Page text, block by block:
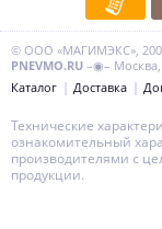
© ООО «МАГИМЭКС»,
PNEVMO.RU –◉– Москва,
Каталог
Доставка
Технические
ознакомительный
производителями с
продукции.